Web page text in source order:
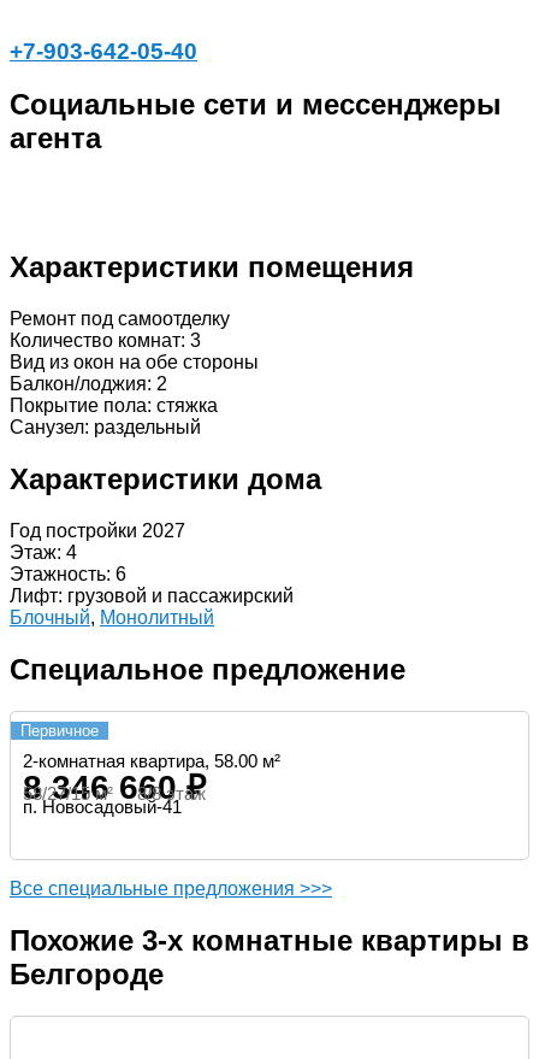
+7-903-642-05-40
Социальные сети и мессенджеры
агента
Характеристики помещения
Ремонт под самоотделку
Количество комнат: 3
Вид из окон на обе стороны
Балкон/лоджия: 2
Покрытие пола: стяжка
Санузел: раздельный
Характеристики дома
Год постройки 2027
Этаж: 4
Этажность: 6
Лифт: грузовой и пассажирский
Блочный, Монолитный
Специальное предложение
Первичное
2-комнатная квартира, 58.00 м²
8 346 660 ₽
58/27/15 м² 8/8 этаж
п. Новосадовый-41
Все специальные предложения >>>
Похожие 3-х комнатные квартиры в
Белгороде